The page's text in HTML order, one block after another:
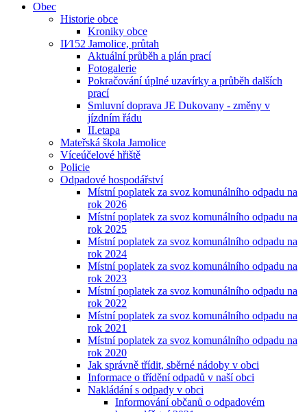
Obec
Historie obce
Kroniky obce
II⁄152 Jamolice, průtah
Aktuální průběh a plán prací
Fotogalerie
Pokračování úplné uzavírky a průběh dalších
prací
Smluvní doprava JE Dukovany - změny v
jízdním řádu
II.etapa
Mateřská škola Jamolice
Víceúčelové hřiště
Policie
Odpadové hospodářství
Místní poplatek za svoz komunálního odpadu na
rok 2026
Místní poplatek za svoz komunálního odpadu na
rok 2025
Místní poplatek za svoz komunálního odpadu na
rok 2024
Místní poplatek za svoz komunálního odpadu na
rok 2023
Místní poplatek za svoz komunálního odpadu na
rok 2022
Místní poplatek za svoz komunálního odpadu na
rok 2021
Místní poplatek za svoz komunálního odpadu na
rok 2020
Jak správně třídit, sběrné nádoby v obci
Informace o třídění odpadů v naší obci
Nakládání s odpady v obci
Informování občanů o odpadovém